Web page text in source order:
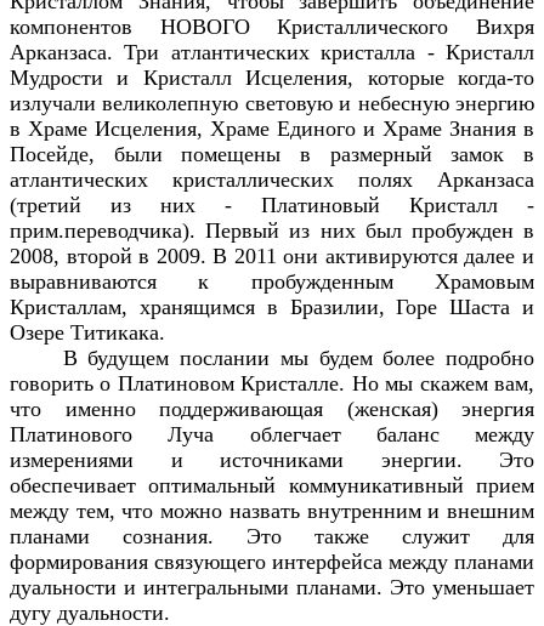
компонентов НОВОГО Кристаллического Вихря
Арканзаса. Три атлантических кристалла - Кристалл
Мудрости и Кристалл Исцеления, которые когда-то
излучали великолепную световую и небесную энергию
в Храме Исцеления, Храме Единого и Храме Знания в
Посейде, были помещены в размерный замок в
атлантических кристаллических полях Арканзаса
(третий из них - Платиновый Кристалл -
прим.переводчика). Первый из них был пробужден в
2008, второй в 2009. В 2011 они активируются далее и
выравниваются к пробужденным Храмовым
Кристаллам, хранящимся в Бразилии, Горе Шаста и
Озере Титикака.
В будущем послании мы будем более подробно
говорить о Платиновом Кристалле. Но мы скажем вам,
что именно поддерживающая (женская) энергия
Платинового Луча облегчает баланс между
измерениями и источниками энергии. Это
обеспечивает оптимальный коммуникативный прием
между тем, что можно назвать внутренним и внешним
планами сознания. Это также служит для
формирования связующего интерфейса между планами
дуальности и интегральными планами. Это уменьшает
дугу дуальности.